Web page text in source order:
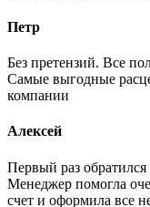
Петр
Без претензий. Все
Самые выгодные
компании
Алексей
Первый раз
Менеджер помогла
счет и оформила все